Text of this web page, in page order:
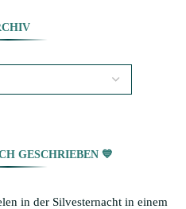
GESCHRIEBEN 💙
in der Silvesternacht in einem